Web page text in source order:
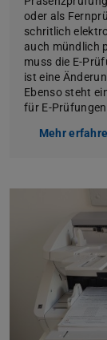
oder als
schritlich
auch mündlich
muss die E-
ist eine
Ebenso steht
für E-
Mehr